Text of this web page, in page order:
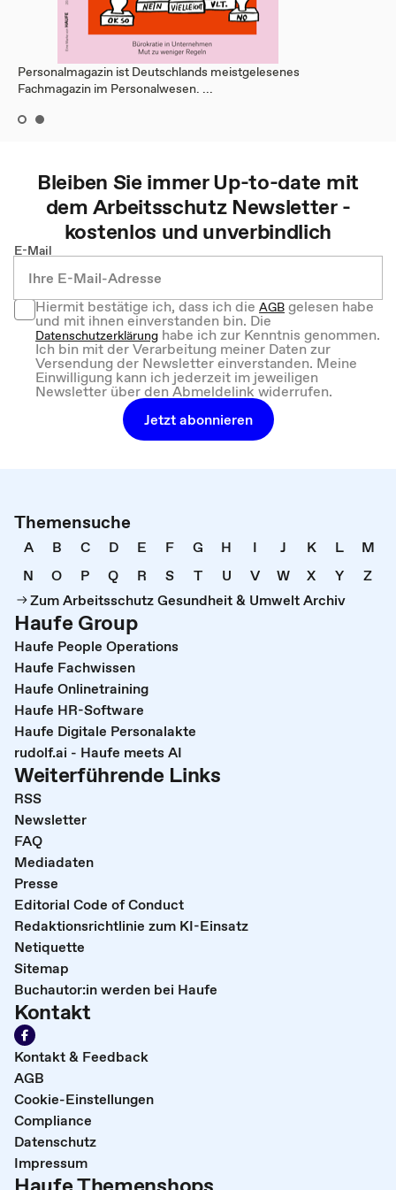
Personalmagazin ist Deutschlands meistgelesenes
Fachmagazin im Personalwesen. ...
Bleiben Sie immer Up-to-date mit
demArbeitsschutz Newsletter -
kostenlos und unverbindlich
E-Mail
Hiermit bestätige ich, dass ich dieAGBgelesen habe
und mit ihnen einverstanden bin. Die
Datenschutzerklärung habe ich zur Kenntnis genommen.
Ich bin mit der Verarbeitung meiner Daten zur
Versendung der Newsletter einverstanden. Meine
Einwilligung kann ich jederzeit im jeweiligen
Newsletter über den Abmeldelink widerrufen.
Jetzt abonnieren
Themensuche
A B C D E F G H I J K L
M
N
O P Q R S T U V W X Y
Z
Zum Arbeitsschutz Gesundheit & Umwelt Archiv
Haufe Group
Haufe People Operations
Haufe Fachwissen
Haufe Onlinetraining
Haufe HR-Software
Haufe Digitale Personalakte
rudolf.ai - Haufe meets AI
Weiterführende Links
RSS
Newsletter
FAQ
Mediadaten
Presse
Editorial Code of Conduct
Redaktionsrichtlinie zum KI-Einsatz
Netiquette
Sitemap
Buchautor:in werden bei Haufe
Kontakt
Kontakt & Feedback
AGB
Cookie-Einstellungen
Compliance
Datenschutz
Impressum